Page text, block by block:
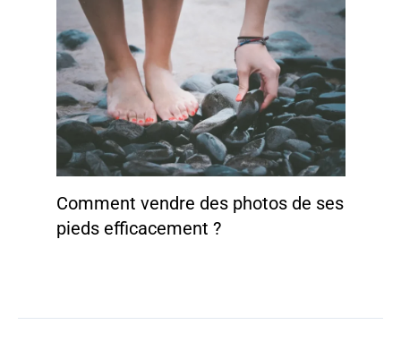
Comment vendre des photos de ses
pieds efficacement ?